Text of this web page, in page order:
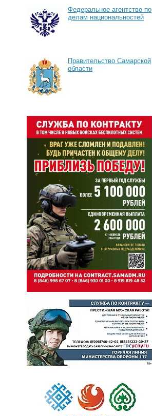
Федеральное агентство по
делам национальностей
Правительство Самарской
области